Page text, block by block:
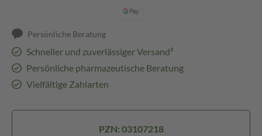
Persönliche Beratung
Schneller und zuverlässiger Versand³
Persönliche pharmazeutische Beratung
Vielfältige Zahlarten
PZN: 03107218